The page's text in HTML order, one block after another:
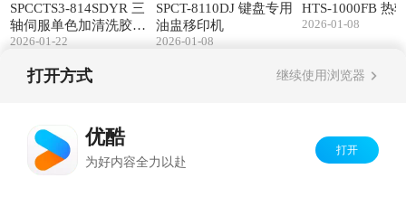
SPCCTS3-814SDYR 三
轴伺服单色加清洗胶头
油盅移印机配合瑪莱宝
2026-01-22
SPCT-8110DJ 键盘专用
油盅移印机
2026-01-08
HTS-1000FB 热
2026-01-08
打开方式 继续使用浏览器
优酷
为好内容全力以赴
打开